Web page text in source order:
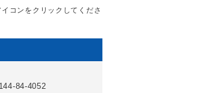
コンをクリックしてくださ
84-4052